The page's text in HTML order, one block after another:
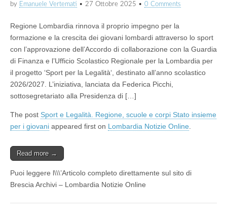
by Emanuele Vertemati • 27 Ottobre 2025 • 0 Comments
Regione Lombardia rinnova il proprio impegno per la
formazione e la crescita dei giovani lombardi attraverso lo sport
con l’approvazione dell’Accordo di collaborazione con la Guardia
di Finanza e l’Ufficio Scolastico Regionale per la Lombardia per
il progetto ‘Sport per la Legalità‘, destinato all’anno scolastico
2026/2027. L’iniziativa, lanciata da Federica Picchi,
sottosegretariato alla Presidenza di […]
The post Sport e Legalità. Regione, scuole e corpi Stato insieme
per i giovani appeared first on Lombardia Notizie Online
Read more →
Puoi leggere l\\\’Articolo completo direttamente sul sito di
Brescia Archivi – Lombardia Notizie Online